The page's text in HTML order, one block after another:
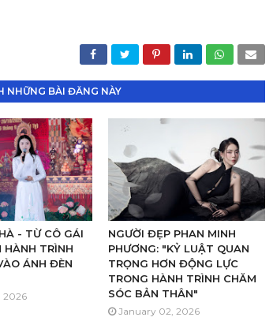
NHỮNG BÀI ĐĂNG NÀY
- TỪ CÔ GÁI
HÀNH TRÌNH
ÁNH ĐÈN
2026
NGƯỜI ĐẸP PHAN MINH
PHƯƠNG: "KỶ LUẬT QUAN
TRỌNG HƠN ĐỘNG LỰC
TRONG HÀNH TRÌNH CHĂM
SÓC BẢN THÂN"
January 02, 2026